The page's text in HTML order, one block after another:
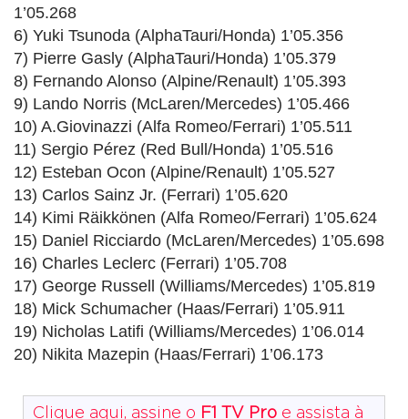
1’05.268
6) Yuki Tsunoda (AlphaTauri/Honda) 1’05.356
7) Pierre Gasly (AlphaTauri/Honda) 1’05.379
8) Fernando Alonso (Alpine/Renault) 1’05.393
9) Lando Norris (McLaren/Mercedes) 1’05.466
10) A.Giovinazzi (Alfa Romeo/Ferrari) 1’05.511
11) Sergio Pérez (Red Bull/Honda) 1’05.516
12) Esteban Ocon (Alpine/Renault) 1’05.527
13) Carlos Sainz Jr. (Ferrari) 1’05.620
14) Kimi Räikkönen (Alfa Romeo/Ferrari) 1’05.624
15) Daniel Ricciardo (McLaren/Mercedes) 1’05.698
16) Charles Leclerc (Ferrari) 1’05.708
17) George Russell (Williams/Mercedes) 1’05.819
18) Mick Schumacher (Haas/Ferrari) 1’05.911
19) Nicholas Latifi (Williams/Mercedes) 1’06.014
20) Nikita Mazepin (Haas/Ferrari) 1’06.173
Clique aqui, assine o F1 TV Pro e assista à